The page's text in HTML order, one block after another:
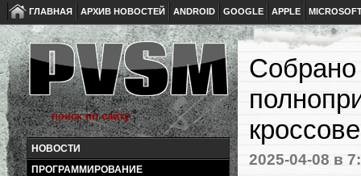
ГЛАВНАЯ АРХИВ НОВОСТЕЙ ANDROID GOOGLE APPLE
НОВОСТИ
ПРОГРАММИРОВАНИЕ
2025-04-08 в